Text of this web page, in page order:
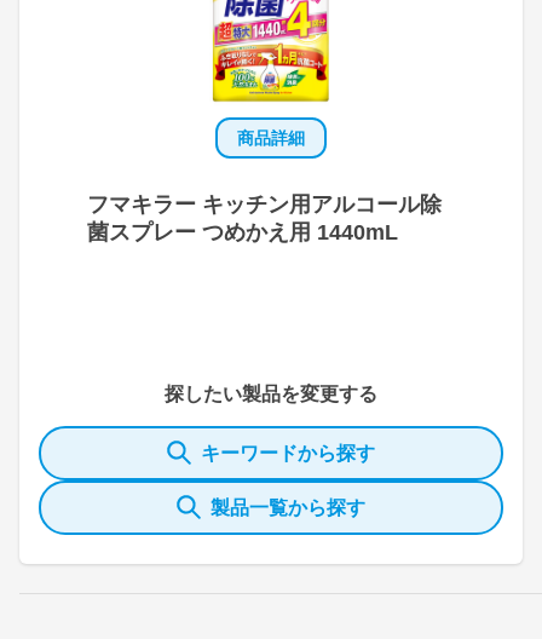
商品詳細
フマキラー キッチン用アルコール除
菌スプレー つめかえ用 1440mL
探したい製品を変更する
キーワードから探す
製品一覧から探す